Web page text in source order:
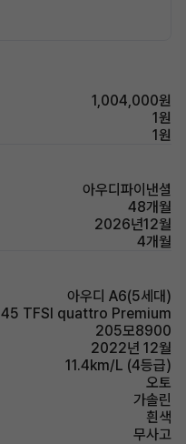
1,004,000원
1원
1원
아우디파이낸셜
48개월
2026년12월
4개월
아우디 A6(5세대)
45 TFSI quattro Premium
205모8900
2022년 12월
11.4km/L (4등급)
오토
가솔린
흰색
무사고